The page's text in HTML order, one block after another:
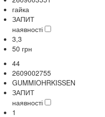
гайка
ЗАПИТ
наявності
3,3
50 грн
44
2609002755
GUMMIOHRKISSEN
ЗАПИТ
наявності
1